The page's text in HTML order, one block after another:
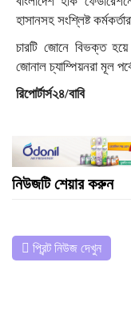
হাসানসহ সংশ্লিষ্ট
চারটি জোনে বিভক্ত
জোনাল চ্যাম্পিয়নরা মূল
রিপোর্টার্স২৪/বাবি
নিউজটি শেয়ার করুন
প্রিন্ট নিউজ দেখুন